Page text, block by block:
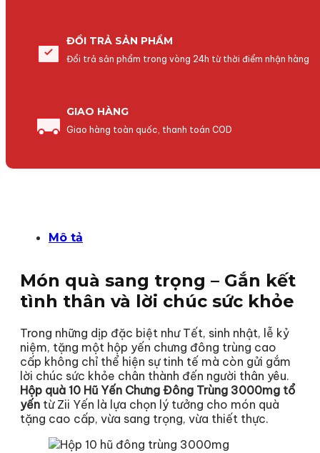
ĐỔI TRẢ SẢN PHẨM
Đổi trả sản phẩm trong vòng 24h từ thời điểm nhận hàng
GIAO HÀNG
Giao hàng toàn quốc, thanh toán COD
Mô tả
Món quà sang trọng – Gắn kết
tình thân và lời chúc sức khỏe
Trong những dịp đặc biệt như Tết, sinh nhật, lễ kỷ
niệm, tặng một hộp yến chưng đông trùng cao
cấp không chỉ thể hiện sự tinh tế mà còn gửi gắm
lời chúc sức khỏe chân thành đến người thân yêu.
Hộp quà 10 Hũ Yến Chưng Đông Trùng 3000mg tổ
yến từ Zii Yến là lựa chọn lý tưởng cho món quà
tặng cao cấp, vừa sang trọng, vừa thiết thực.